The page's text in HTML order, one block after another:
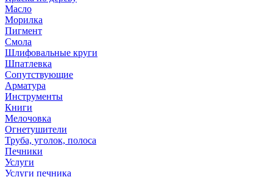
Масло
Морилка
Пигмент
Смола
Шлифовальные круги
Шпатлевка
Сопутствующие
Арматура
Инструменты
Книги
Мелочовка
Огнетушители
Труба, уголок, полоса
Печники
Услуги
Услуги печника